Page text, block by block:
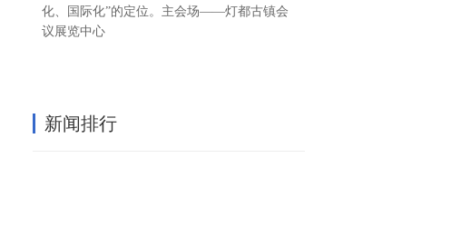
化、国际化”的定位。主会场——灯都古镇会
议展览中心
新闻排行